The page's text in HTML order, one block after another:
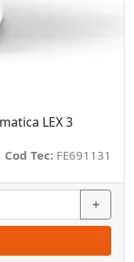
LEX 3
Cod Tec: FE691131
+